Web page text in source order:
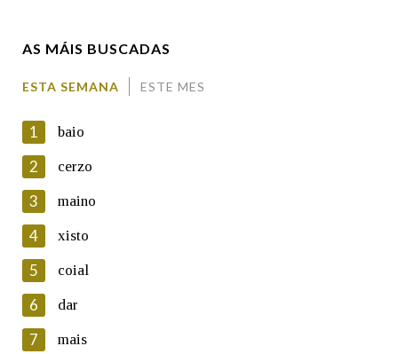
En cumprimento da normativa vixente en materia de
Protección de Datos de Carácter Persoal, a Real Academia
Galega informa a aqueles usuarios que faciliten o seu correo
electrónico, así como calquera outra información de carácter
persoal, que estes datos serán obxecto de tratamento
automatizado de carácter confidencial e incorporados aos seus
ficheiros informáticos. Así mesmo, os usuarios poderán exercer o
seu dereito de acceso, rectificación, oposición e cancelación dos
seus datos poñéndose en contacto connosco.
AS MÁIS BUSCADAS
ESTA SEMANA ESTE MES
1 baio
2 cerzo
3 maino
4 xisto
5 coial
6 dar
7 mais